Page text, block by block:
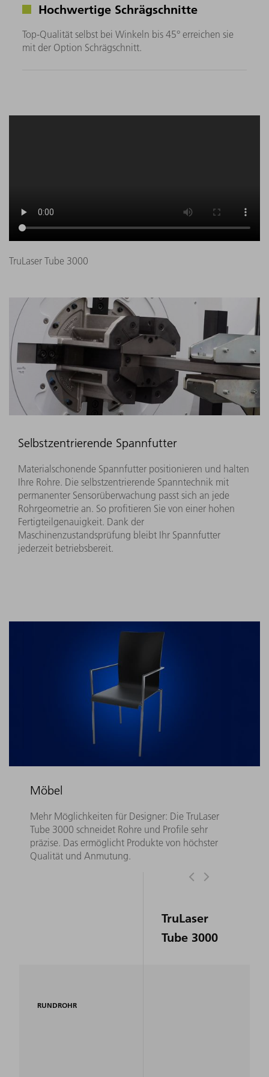
Hochwertige Schrägschnitte
Top-Qualität selbst bei Winkeln bis 45° erreichen sie
mit der Option Schrägschnitt.
TruLaser Tube 3000
Selbstzentrierende Spannfutter
Materialschonende Spannfutter positionieren und halten
Ihre Rohre. Die selbstzentrierende Spanntechnik mit
permanenter Sensorüberwachung passt sich an jede
Rohrgeometrie an. So profitieren Sie von einer hohen
Fertigteilgenauigkeit. Dank der
Maschinenzustandsprüfung bleibt Ihr Spannfutter
jederzeit betriebsbereit. ​
Möbel
Mehr Möglichkeiten für Designer: Die TruLaser
Tube 3000 schneidet Rohre und Profile sehr
präzise. Das ermöglicht Produkte von höchster
Qualität und Anmutung.
RUNDROHR
TruLaser
Tube 3000